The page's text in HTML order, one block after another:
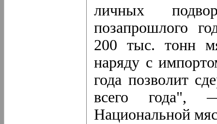
личных
позапрошлого
200 тыс. тонн
наряду с
года позволит
всего года",
Национальной